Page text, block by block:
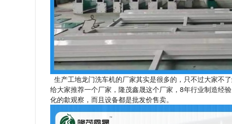
生产工地龙门洗车机的厂家其实是很多的，只不过大家不
给大家推荐一个厂家，隆茂鑫晟这个厂家，8年行业制造经
化的歙观察，而且设备都是批发价售卖。